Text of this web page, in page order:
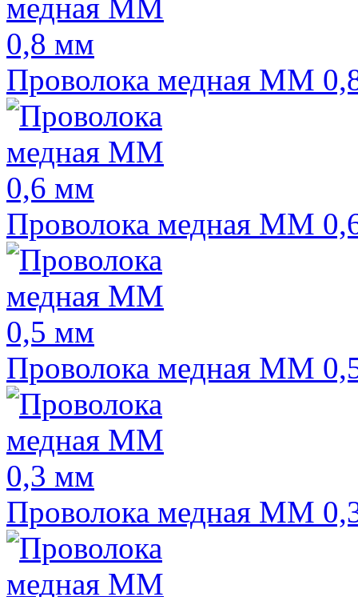
Проволока медная ММ
Проволока медная ММ
Проволока медная ММ
Проволока медная ММ